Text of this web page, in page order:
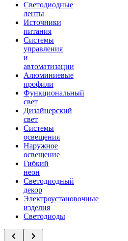
Светодиодные
ленты
Источники
питания
Системы
управления
и
автоматизации
Алюминиевые
профили
Функциональный
свет
Дизайнерский
свет
Системы
освещения
Наружное
освещение
Гибкий
неон
Светодиодный
декор
Электроустановочные
изделия
Светодиоды